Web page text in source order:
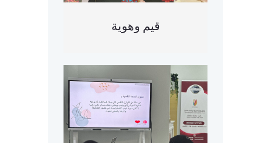
قيم وهوية